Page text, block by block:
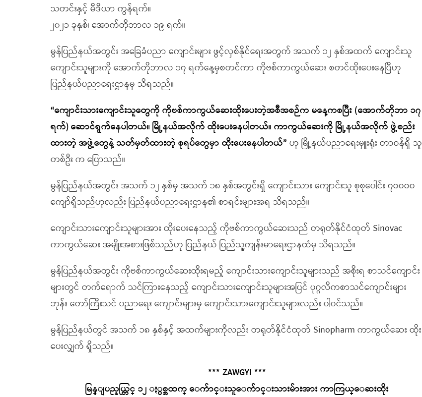
သတင်းနှင့် မီဒီယာ ကွန်ရက်။
၂၀၂၁ ခုနှစ်၊ အောက်တိုဘာလ ၁၉ ရက်။
မွန်ပြည်နယ်အတွင်း အခြေခံပညာ ကျောင်းများ ဖွင့်လှစ်နိုင်ရေးအတွက် အသက် ၁၂ နှစ်အထက် ကျောင်းသူ
ကျောင်းသူများကို အောက်တိုဘာလ ၁၇ ရက်နေ့မှစတင်ကာ ကိုဗစ်ကာကွယ်ဆေး စတင်ထိုးပေးနေပြီဟု
ပြည်နယ်ပညာရေးဌာနမှ သိရသည်။
“ကျောင်းသားကျောင်းသူတွေကို ကိုဗစ်ကာကွယ်ဆေးထိုးပေးတဲ့အစီအစဉ်က မနေ့ကစပြီး (အောက်တိုဘာ ၁၇
ရက်) ဆောင်ရွက်နေပါတယ်။ မြို့နယ်အလိုက် ထိုးပေးနေပါတယ်။ ကာကွယ်ဆေးကို မြို့နယ်အလိုက် ဖွဲ့စည်း
ထားတဲ့ အဖွဲ့တွေနဲ့ သတ်မှတ်ထားတဲ့ စုရပ်တွေမှာ ထိုးပေးနေပါတယ်” ဟု မြို့နယ်ပညာရေးမှူးရုံး တာဝန်ရှိ သူ
တစ်ဦး က ပြောသည်။
မွန်ပြည်နယ်အတွင်း အသက် ၁၂ နှစ်မှ အသက် ၁၈ နှစ်အတွင်းရှိ ကျောင်းသား ကျောင်းသူ စုစုပေါင်း ၇၀၀၀၀
ကျော်ရှိသည်ဟုလည်း ပြည်နယ်ပညာရေးဌာန၏ စာရင်းများအရ သိရသည်။
ကျောင်းသားကျောင်းသူများအား ထိုးပေးနေသည့် ကိုဗစ်ကာကွယ်ဆေးသည် တရုတ်နိုင်ငံထုတ် Sinovac
ကာကွယ်ဆေး အမျိုးအစားဖြစ်သည်ဟု ပြည်နယ် ပြည်သူ့ကျန်းမာရေးဌာနထံမှ သိရသည်။
မွန်ပြည်နယ်အတွင်း ကိုဗစ်ကာကွယ်ဆေးထိုးရမည့် ကျောင်းသားကျောင်းသူများသည် အစိုးရ စာသင်ကျောင်း
များတွင် တက်ရောက် သင်ကြားနေသည့် ကျောင်းသားကျောင်းသူများအပြင် ပုဂ္ဂလိကစာသင်ကျောင်းများ
ဘုန်း တော်ကြီးသင် ပညာရေး ကျောင်းများမှ ကျောင်းသားကျောင်းသူများလည်း ပါဝင်သည်။
မွန်ပြည်နယ်တွင် အသက် ၁၈ နှစ်နှင့် အထက်များကိုလည်း တရုတ်နိုင်ငံထုတ် Sinopharm ကာကွယ်ဆေး ထိုး
ပေးလျှက် ရှိသည်။
*** ZAWGYI ***
မြန္ျပည္နယ္တြင္ ၁၂ ႏွစ္အထက္ ေက်ာင္းသူေက်ာင္းသားမ်ားအား ကာကြယ္ေဆးထိုး